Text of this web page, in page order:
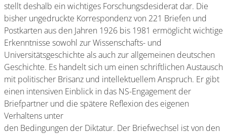
stellt deshalb ein wichtiges Forschungsdesiderat dar. Die
bisher ungedruckte Korrespondenz von 221 Briefen und
Postkarten aus den Jahren 1926 bis 1981 ermöglicht wichtige
Erkenntnisse sowohl zur Wissenschafts- und
Universitätsgeschichte als auch zur allgemeinen deutschen
Geschichte. Es handelt sich um einen schriftlichen Austausch
mit politischer Brisanz und intellektuellem Anspruch. Er gibt
einen intensiven Einblick in das NS-Engagement der
Briefpartner und die spätere Reflexion des eigenen
Verhaltens unter
den Bedingungen der Diktatur. Der Briefwechsel ist von den